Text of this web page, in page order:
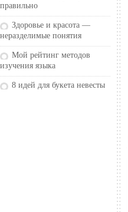
правильно
Здоровье и красота —
неразделимые понятия
Мой рейтинг методов
изучения языка
8 идей для букета невесты